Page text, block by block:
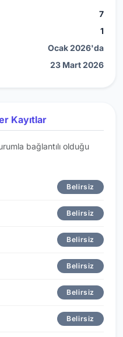
7
1
Ocak 2026'da
23 Mart 2026
Kayıtlar
bağlantılı olduğu
Belirsiz
Belirsiz
Belirsiz
Belirsiz
Belirsiz
Belirsiz